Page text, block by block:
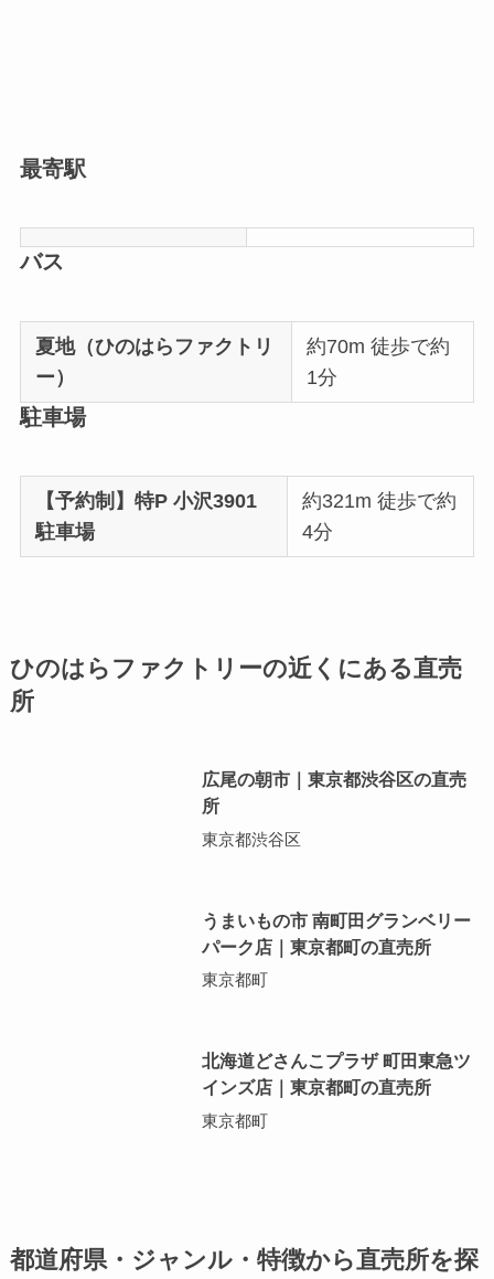
最寄駅
バス
夏地（ひのはらファクトリ
ー）
約70m 徒歩で約
1分
駐車場
【予約制】特P 小沢3901
駐車場
約321m 徒歩で約
4分
ひのはらファクトリーの近くにある直売
所
広尾の朝市｜東京都渋谷区の直売
所
東京都渋谷区
うまいもの市 南町田グランベリー
パーク店｜東京都町の直売所
東京都町
北海道どさんこプラザ 町田東急ツ
インズ店｜東京都町の直売所
東京都町
都道府県・ジャンル・特徴から直売所を探